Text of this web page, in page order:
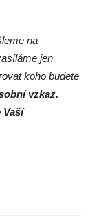
na
jen
koho budete
vzkaz.
Vaší